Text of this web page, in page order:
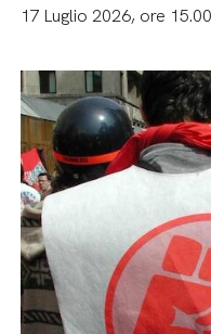
17 Luglio 2026, ore 15.00